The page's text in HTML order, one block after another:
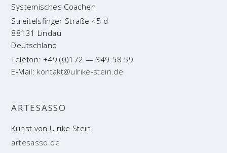
Sys­te­mi­sches Coachen
Strei­tels­fin­ger Stra­ße 45 d
88131 Lindau
Deutschland
Tele­fon: +49 (0)172 — 349 58 59
E‑Mail: kontakt@ulrike-stein.de
ARTESASSO
Kunst von Ulri­ke Stein
artesasso.de